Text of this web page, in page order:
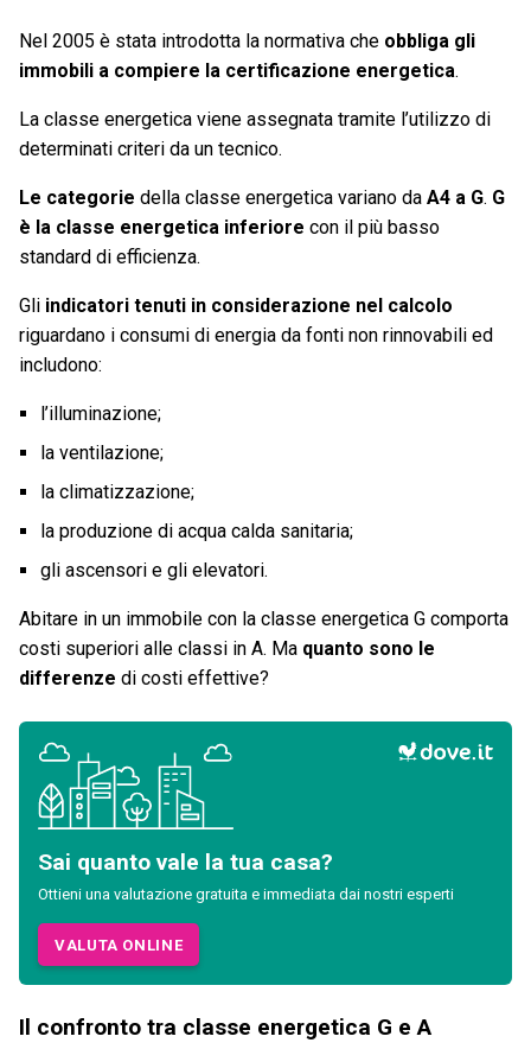
Nel 2005 è stata introdotta la normativa che obbliga gli
immobili a compiere la certificazione energetica.
La classe energetica viene assegnata tramite l’utilizzo di
determinati criteri da un tecnico.
Le categorie della classe energetica variano da A4 a G. G
è la classe energetica inferiore con il più basso
standard di efficienza.
Gli indicatori tenuti in considerazione nel calcolo
riguardano i consumi di energia da fonti non rinnovabili ed
includono:
l’illuminazione;
la ventilazione;
la climatizzazione;
la produzione di acqua calda sanitaria;
gli ascensori e gli elevatori.
Abitare in un immobile con la classe energetica G comporta
costi superiori alle classi in A. Ma quanto sono le
differenze di costi effettive?
Sai quanto vale la tua casa?
Ottieni una valutazione gratuita e immediata dai nostri esperti
VALUTA ONLINE
Il confronto tra classe energetica G e A